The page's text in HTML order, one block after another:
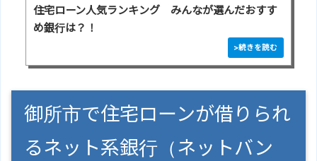
住宅ローン人気ランキング みんなが選んだおすす
め銀行は？！
御所市で住宅ローンが借りられ
るネット系銀行（ネットバン